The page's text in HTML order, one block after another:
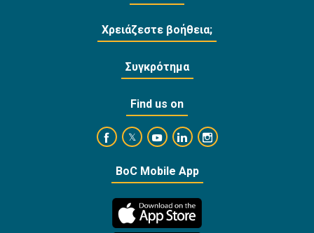
Χρειάζεστε βοήθεια;
Συγκρότημα
Find us on
https://www.facebook.com/
https://twitter.com/bankofcyprus_
https://www.youtube.com/user/
https://www.linkedin.com/
https://
BoC Mobile App